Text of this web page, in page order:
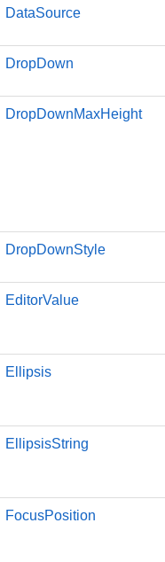
DataSource
DropDown
DropDownMaxHeight
DropDownStyle
EditorValue
Ellipsis
EllipsisString
FocusPosition